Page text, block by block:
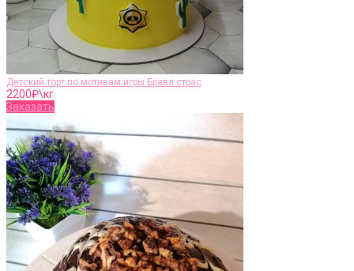
Детский торт по мотивам игры Бравл страс
2200₽\кг
Заказать